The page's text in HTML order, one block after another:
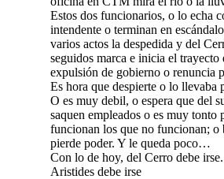
Estos dos funcionarios, o lo echa
intendente o terminan en
varios actos la despedida y del
seguidos marca e inicia el
expulsión de gobierno o renuncia
Es hora que despierte o lo llevaba
O es muy debil, o espera que del
saquen empleados o es muy tonto
funcionan los que no funcionan; o
pierde poder. Y le queda poco…
Con lo de hoy, del Cerro debe
Aristides debe irse